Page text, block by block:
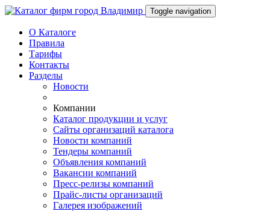
Toggle navigation
О Каталоге
Правила
Тарифы
Контакты
Разделы
Новости
Компании
Каталог продукции и услуг
Сайты организаций каталога
Новости компаний
Тендеры компаний
Объявления компаний
Вакансии компаний
Пресс-релизы компаний
Прайс-листы организаций
Галерея изображений